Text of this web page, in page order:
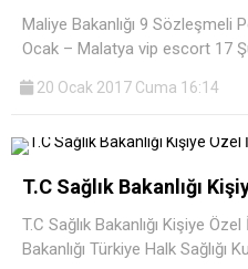
Maliye Bakanlığı 9 Sözleşmeli
Ocak – Malatya vip escort 17
20 Ocak 2017 Cuma 16:14
T.C Sağlık Bakanlığı
T.C Sağlık Bakanlığı Kişiye Özel
Bakanlığı Türkiye Halk Sağlığı